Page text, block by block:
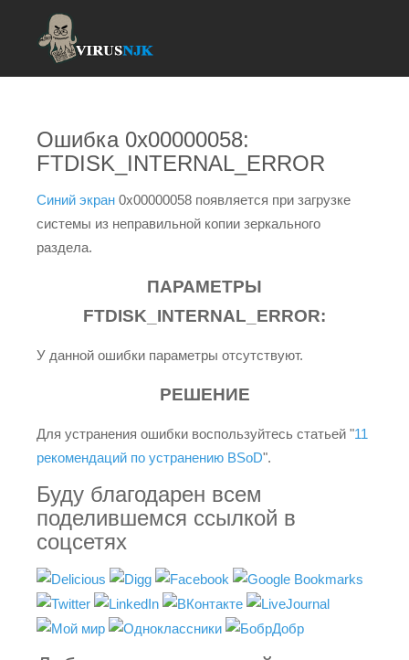
Ошибка 0x00000058:
FTDISK_INTERNAL_ERROR
Синий экран 0x00000058 появляется при загрузке
системы из неправильной копии зеркального
раздела.
ПАРАМЕТРЫ
FTDISK_INTERNAL_ERROR:
У данной ошибки параметры отсутствуют.
РЕШЕНИЕ
Для устранения ошибки воспользуйтесь статьей "11
рекомендаций по устранению BSoD".
Буду благодарен всем
поделившемся ссылкой в
соцсетях